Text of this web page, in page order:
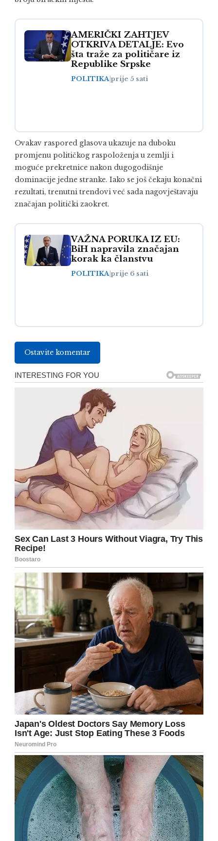
AMERIČKI ZAHTJEV
OTKRIVA DETALJE: Evo
šta traže za političare iz
Republike Srpske
POLITIKAprije 5 sati
Ovakav raspored glasova ukazuje na duboku
promjenu političkog raspoloženja u zemlji i
moguće prekretnice nakon dugogodišnje
dominacije jedne stranke. Iako se još čekaju konačni
rezultati, trenutni trendovi već sada nagovještavaju
značajan politički zaokret.
VAŽNA PORUKA IZ EU:
BiH napravila značajan
korak ka članstvu
POLITIKAprije 6 sati
Ostavite komentar